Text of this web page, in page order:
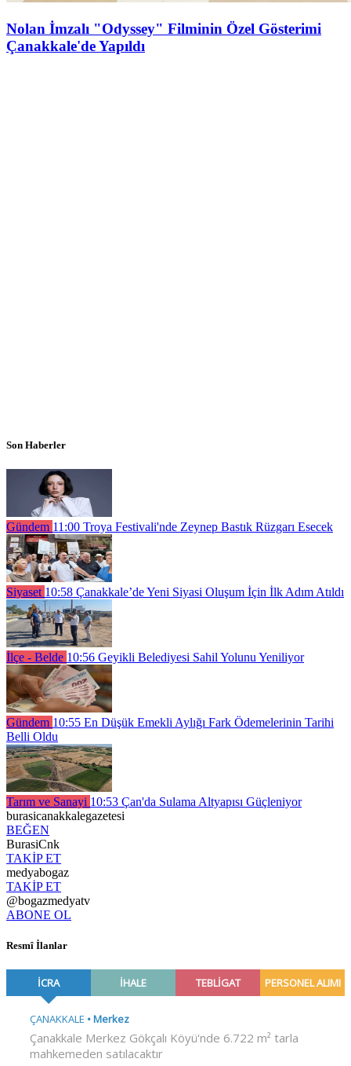
Nolan İmzalı "Odyssey" Filminin Özel Gösterimi
Çanakkale'de Yapıldı
Son Haberler
Gündem 11:00 Troya Festivali'nde Zeynep Bastık Rüzgarı Esecek
Siyaset 10:58 Çanakkale’de Yeni Siyasi Oluşum İçin İlk Adım Atıldı
İlçe - Belde 10:56 Geyikli Belediyesi Sahil Yolunu Yeniliyor
Gündem 10:55 En Düşük Emekli Aylığı Fark Ödemelerinin Tarihi
Belli Oldu
Tarım ve Sanayi 10:53 Çan'da Sulama Altyapısı Güçleniyor
burasicanakkalegazetesi
BEĞEN
BurasiCnk
TAKİP ET
medyabogaz
TAKİP ET
@bogazmedyatv
ABONE OL
Resmî İlanlar